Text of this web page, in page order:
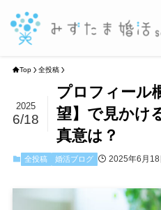
Top 全投稿
プロフィール
望】で見かけ
真意は？
2025
6/18
全投稿 婚活ブログ 2025年6月18